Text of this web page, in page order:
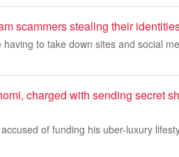
scammers stealing their
to take down sites and social
charged with sending secret
of funding his uber-luxury